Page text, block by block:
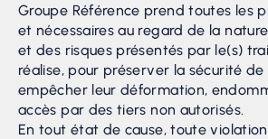
Groupe Référence prend toutes les
et nécessaires au regard de la
et des risques présentés par le(s)
réalise, pour préserver la sécurité
empêcher leur déformation,
accès par des tiers non autorisés.
En tout état de cause, toute